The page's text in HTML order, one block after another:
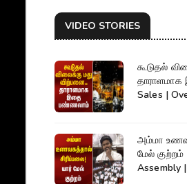
VIDEO STORIES
கூடுதல்
Sales |
அம்மா
மேல்
Assembly